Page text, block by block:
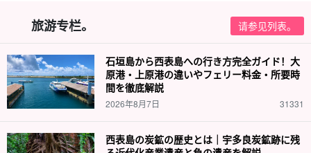
旅游专栏。 请参见列表。
石垣島から西表島への行き方完全ガイド！大
原港・上原港の違いやフェリー料金・所要時
間を徹底解説
2026年8月7日 31331
西表島の炭鉱の歴史とは｜宇多良炭鉱跡に残